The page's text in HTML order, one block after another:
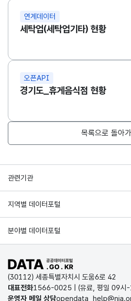
연계데이터
세탁업(세탁업기타) 현황
오픈API
경기도_휴게음식점 현황
목록으로 돌아가
관련기관
행정안전부
한국지능정보사회진흥원
국가정보자원관리원
지역별 데이터포털
서울 열린데이터광장
경기데이터드림
D-데이터허브
인천데이터포털
울산광역시 데이터포털
분야별 데이터포털
기상자료개방포털
국토교통부 공간정보오픈플랫폼
환경부 환경데이터포털
문화데이터광장
공공데이터포털 바로가기
(30112) 세종특별자치시 도움6로 42
대표전화1566-0025 | (유료, 평일 09시
운영자 메일 상담